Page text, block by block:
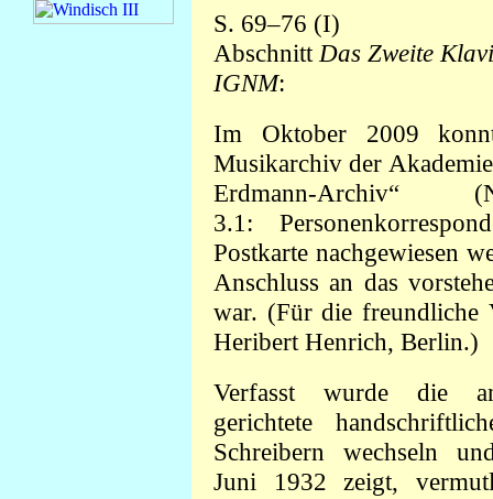
S. 69–76 (I)
Abschnitt Das Zweite
IGNM:
Im Oktober 2009
Musikarchiv der
Erdmann-Archiv“
3.1:
Postkarte nachgewiesen
Anschluss an das
war. (Für die freundliche
Heribert Henrich, Berlin.)
Verfasst wurde die
gerichtete
Schreibern wechseln
Juni 1932 zeigt,